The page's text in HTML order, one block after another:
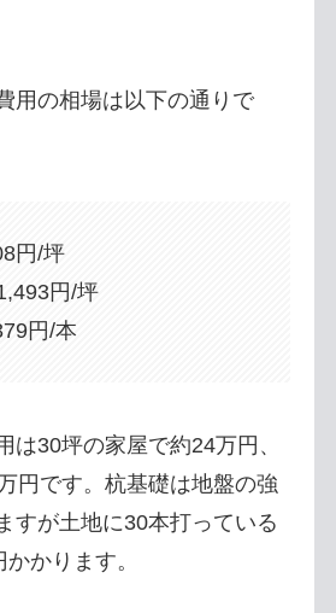
用の相場は以下の通りで
円/坪
円/坪
円/本
は30坪の家屋で約24万円、
円です。杭基礎は地盤の強
すが土地に30本打っている
かります。